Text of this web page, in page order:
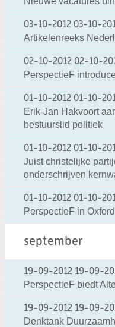
03-10-2012 03-10-
Artikelenreeks
02-10-2012 02-10-
PerspectieF
01-10-2012 01-10-
Erik-Jan Hakvoort
bestuurslid politiek
01-10-2012 01-10-
Juist christelijke
onderschrijven
01-10-2012 01-10-
PerspectieF in Oxford
september
19-09-2012 19-09-
PerspectieF biedt
19-09-2012 19-09-
Denktank